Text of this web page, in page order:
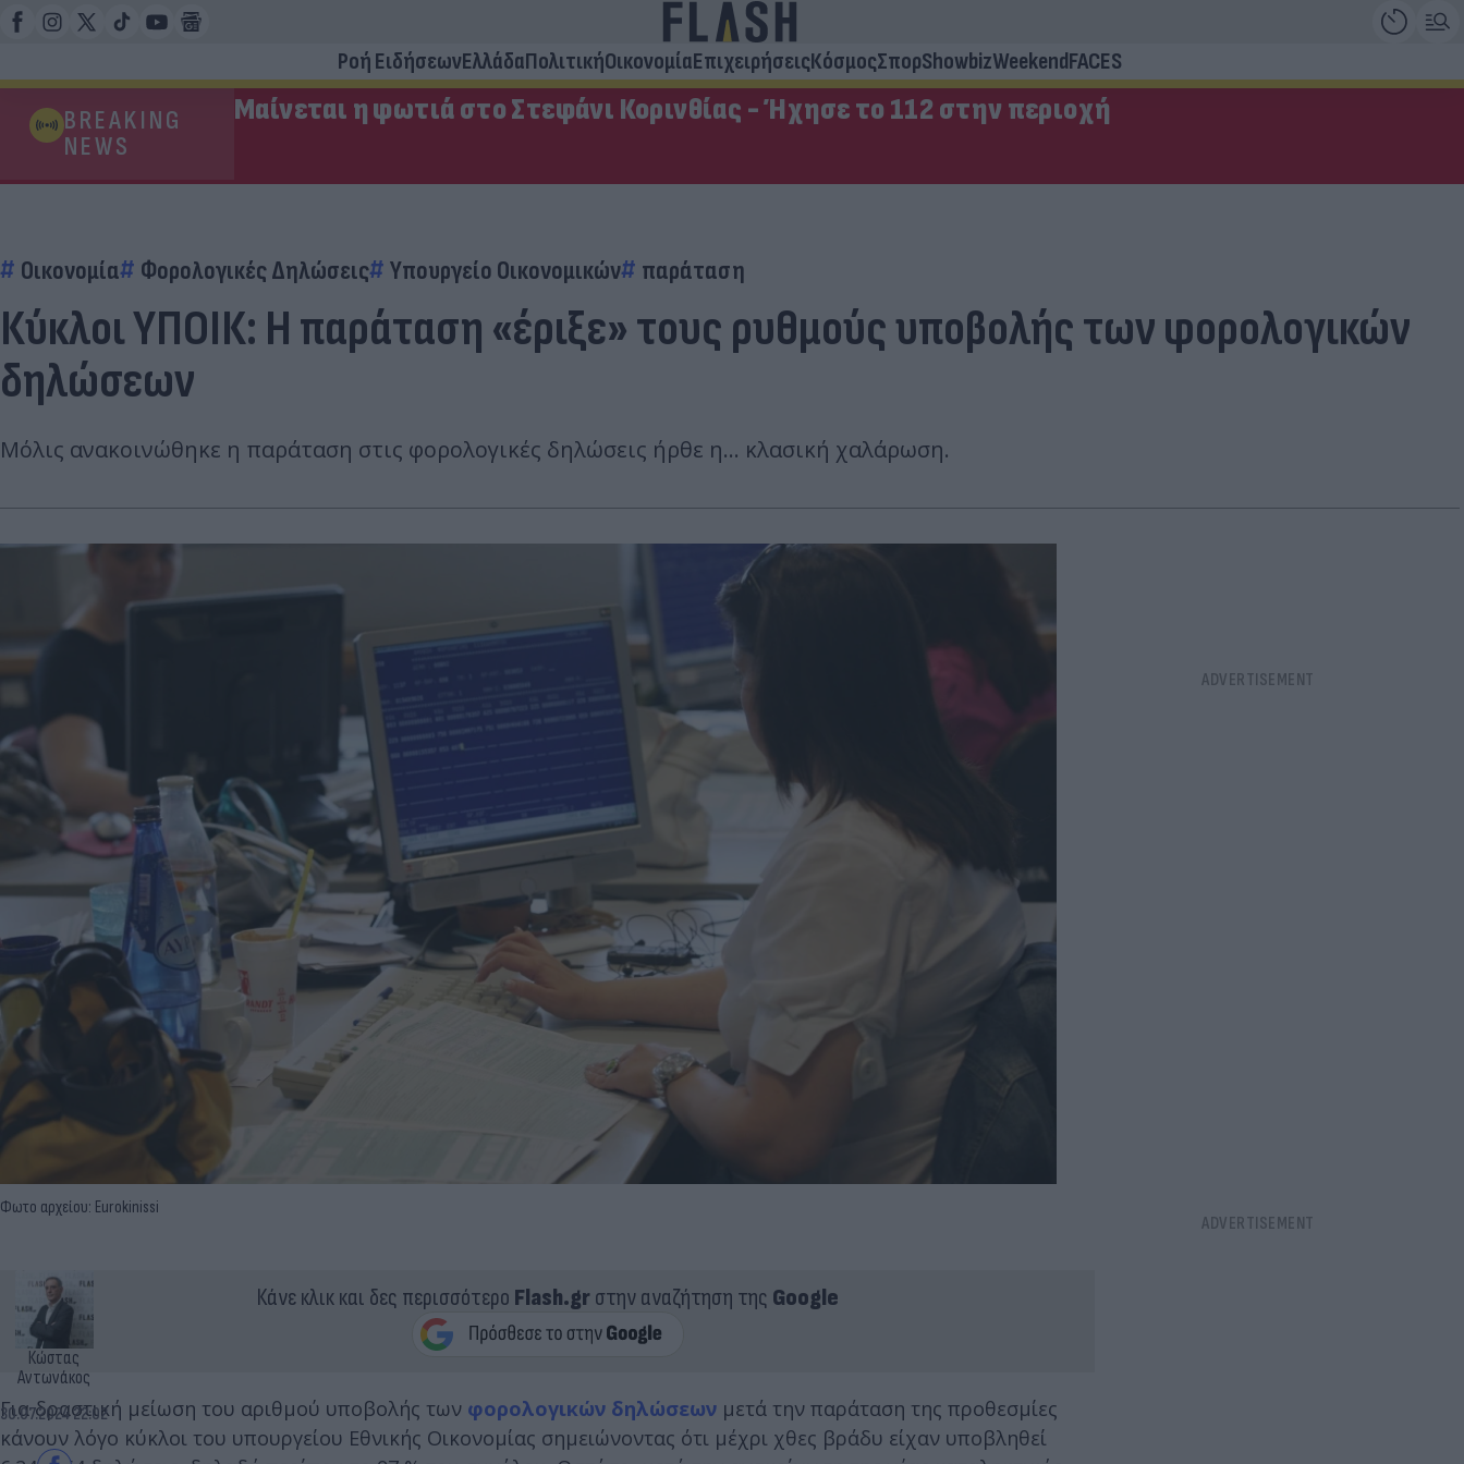
Ροή ΕιδήσεωνΕλλάδαΠολιτικήΟικονομίαΕπιχειρήσειςΚόσμοςΣπορShowbizWeekendFACES
BREAKING
NEWS
Μαίνεται η φωτιά στο Στεφάνι Κορινθίας - Ήχησε το 112 στην περιοχή
Οικονομία Φορολογικές Δηλώσεις Υπουργείο Οικονομικών παράταση
Κύκλοι ΥΠΟΙΚ: Η παράταση «έριξε» τους ρυθμούς υποβολής των φορολογικών
δηλώσεων
Μόλις ανακοινώθηκε η παράταση στις φορολογικές δηλώσεις ήρθε η... κλασική χαλάρωση.
Φωτο αρχείου: Eurokinissi
Κώστας
Αντωνάκος
30.07.2024 22:02
Κάνε κλικ και δες περισσότερο Flash.grστην αναζήτηση της Google
Για δραστική μείωση του αριθμού υποβολής των φορολογικών δηλώσεων μετά την παράταση της προθεσμίες
κάνουν λόγο κύκλοι του υπουργείου Εθνικής Οικονομίας σημειώνοντας ότι μέχρι χθες βράδυ είχαν υποβληθεί